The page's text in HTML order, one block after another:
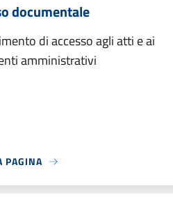
documentale
di accesso agli atti e ai
amministrativi
PAGINA